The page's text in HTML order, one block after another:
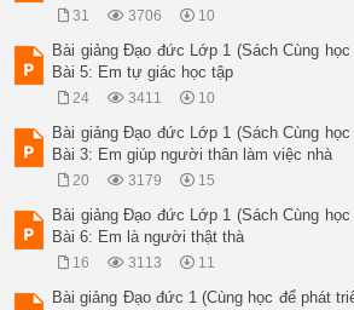
31 3706 10
Bài giảng Đạo đức Lớp 1 (Sách Cùng
Bài 5: Em tự giác học tập
24 3411 10
Bài giảng Đạo đức Lớp 1 (Sách Cùng
Bài 3: Em giúp người thân làm việc nhà
20 3179 15
Bài giảng Đạo đức Lớp 1 (Sách Cùng
Bài 6: Em là người thật thà
16 3113 11
Bài giảng Đạo đức 1 (Cùng học để phát